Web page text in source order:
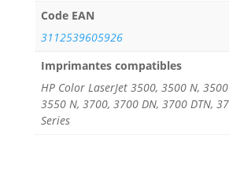
Code EAN
3112539605926
Imprimantes compatibles
HP Color LaserJet 3500, 3500 N,
3550 N, 3700, 3700 DN, 3700 DTN,
Series